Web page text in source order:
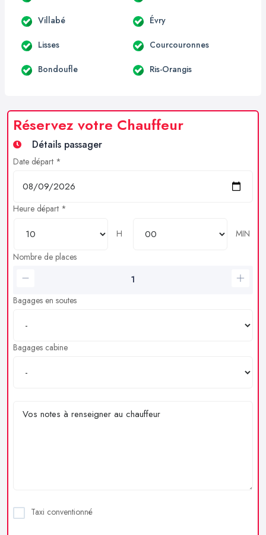
Villabé Évry
Lisses Courcouronnes
Bondoufle Ris-Orangis
Réservez votre Chauffeur
Détails passager
Date départ *
Heure départ *
H
MIN
Nombre de places
Bagages en soutes
Bagages cabine
Taxi conventionné